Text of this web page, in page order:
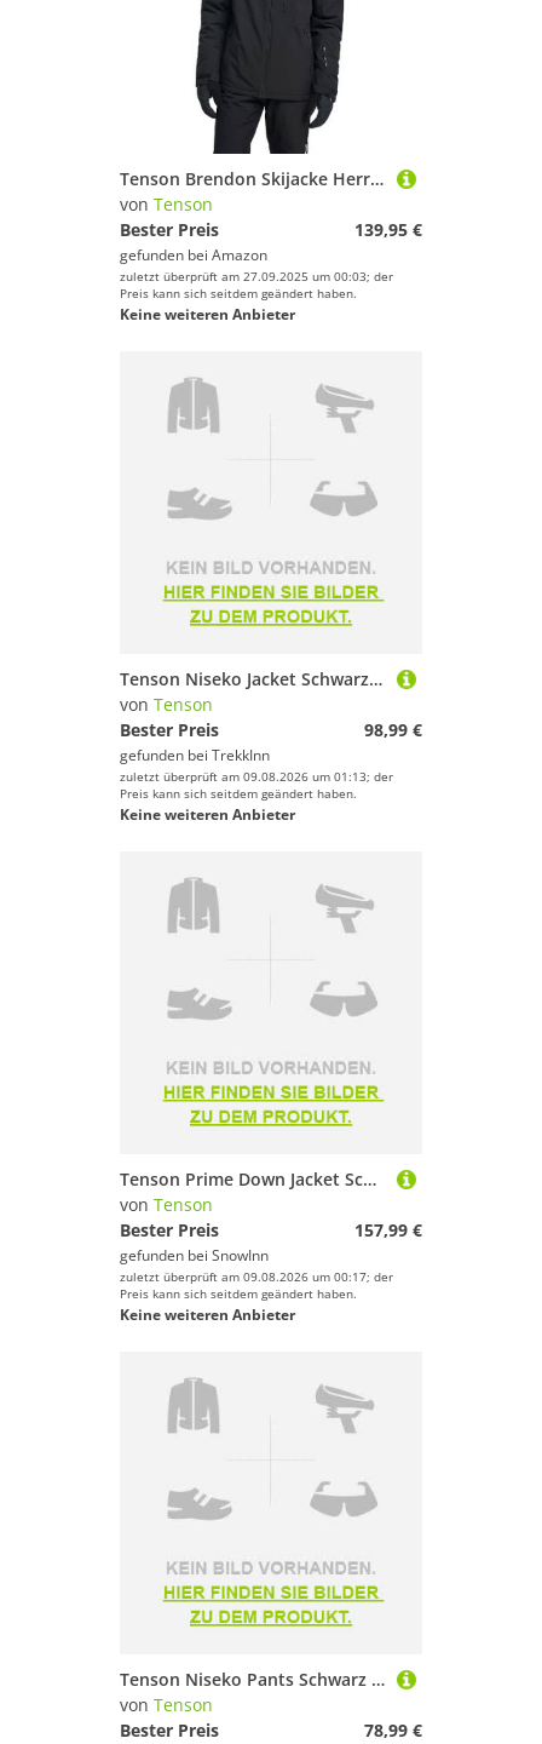
Tenson Brendon Skijacke Herren - XL
von Tenson
Bester Preis
139,95 €
gefunden bei Amazon
zuletzt überprüft am 27.09.2025 um 00:03; der
Preis kann sich seitdem geändert haben.
Keine weiteren Anbieter
Tenson Niseko Jacket Schwarz M Frau
von Tenson
Bester Preis
98,99 €
gefunden bei TrekkInn
zuletzt überprüft am 09.08.2026 um 01:13; der
Preis kann sich seitdem geändert haben.
Keine weiteren Anbieter
Tenson Prime Down Jacket Schwarz L Mann
von Tenson
Bester Preis
157,99 €
gefunden bei SnowInn
zuletzt überprüft am 09.08.2026 um 00:17; der
Preis kann sich seitdem geändert haben.
Keine weiteren Anbieter
Tenson Niseko Pants Schwarz L Mann
von Tenson
Bester Preis
78,99 €